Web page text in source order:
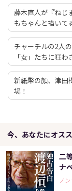
藤木直人が『ねじ
もちゃんと描いて
チャーチルの2人
「女」たちに狂わ
新紙幣の顔、津田
場！
今、あなたにオス
二
ナ
ノ